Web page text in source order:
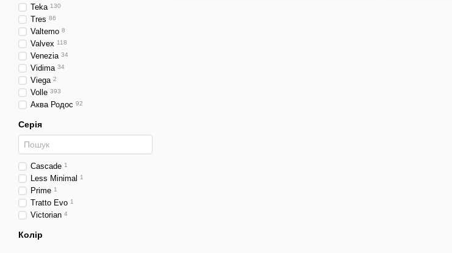
Teka 130
Tres 86
Valtemo 8
Valvex 118
Venezia 34
Vidima 34
Viega 2
Volle 393
Аква Родос 92
Серія
Cascade 1
Less Minimal 1
Prime 1
Tratto Evo 1
Victorian 4
Колір